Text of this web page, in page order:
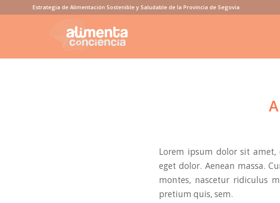
Estrategia de Alimentación Sostenible y Saludable de la Provincia de Segovia
Lorem ipsum dolor sit amet,
eget dolor. Aenean massa.
montes, nascetur ridiculus
pretium quis, sem.